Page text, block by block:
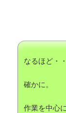
なるほど・
確かに。
作業を中心